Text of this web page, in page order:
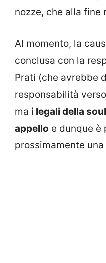
nozze, che alla fine
Al momento, la
conclusa con la
Prati (che avrebbe
responsabilità
ma i legali della
appello e dunque è
prossimamente